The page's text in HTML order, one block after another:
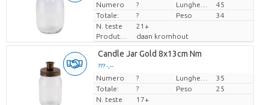
Prezzo x uno
Numero ?
45
Totale:
? Peso
34
N. teste
21+
Produttore
daan kromhout
Candle Jar Gold 8x13cm Nm
??? -,--
Prezzo x uno
Numero ?
35
Totale:
? Peso
25
N. teste
17+